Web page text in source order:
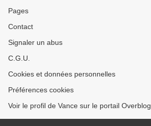
Pages
Contact
Signaler un abus
C.G.U.
Cookies et données personnelles
Préférences cookies
Voir le profil de Vance sur le portail Overblog